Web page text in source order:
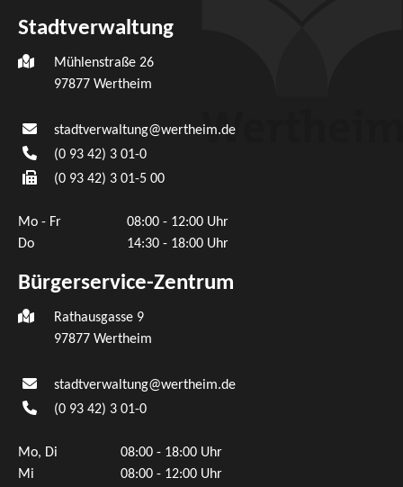
Stadtverwaltung
Mühlenstraße 26
97877 Wertheim
stadtverwaltung@wertheim.de
(0 93 42) 3 01-0
(0 93 42) 3 01-5 00
Mo - Fr
08:00 - 12:00 Uhr
Do
14:30 - 18:00 Uhr
Bürgerservice-Zentrum
Rathausgasse 9
97877 Wertheim
stadtverwaltung@wertheim.de
(0 93 42) 3 01-0
Mo, Di
08:00 - 18:00 Uhr
Mi
08:00 - 12:00 Uhr